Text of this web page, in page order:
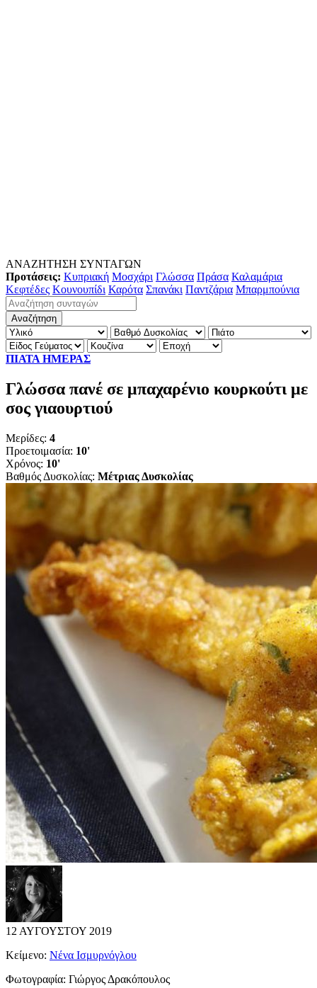
ΑΝΑΖΗΤΗΣΗ ΣΥΝΤΑΓΩΝ
Προτάσεις: Κυπριακή Μοσχάρι Γλώσσα Πράσα Καλαμάρια
Κεφτέδες Κουνουπίδι Καρότα Σπανάκι Παντζάρια Μπαρμπούνια
ΠΙΑΤΑ ΗΜΕΡΑΣ
Γλώσσα πανέ σε μπαχαρένιο κουρκούτι με
σος γιαουρτιού
Μερίδες: 4
Προετοιμασία: 10'
Χρόνος: 10'
Βαθμός Δυσκολίας: Μέτριας Δυσκολίας
12 ΑΥΓΟΥΣΤΟΥ 2019
Κείμενο: Νένα Ισμυρνόγλου
Φωτογραφία: Γιώργος Δρακόπουλος